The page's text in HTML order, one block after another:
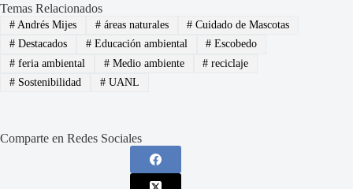
Temas Relacionados
#Andrés Mijes #áreas naturales # Cuidado de Mascotas
#Destacados #Educación ambiental # Escobedo
#feria ambiental #Medio ambiente # reciclaje
#Sostenibilidad #UANL
Comparte en Redes Sociales